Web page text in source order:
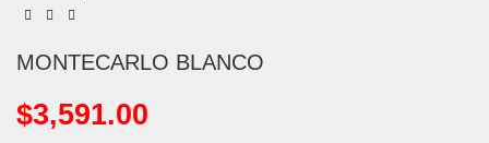
MONTECARLO BLANCO
$3,591.00